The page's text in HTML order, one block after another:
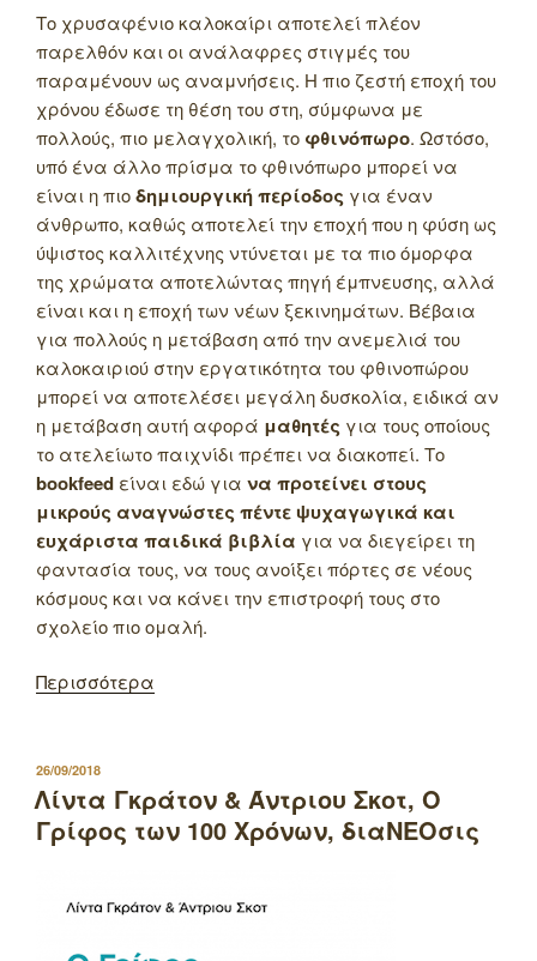
Το χρυσαφένιο καλοκαίρι αποτελεί πλέον
παρελθόν και οι ανάλαφρες στιγμές του
παραμένουν ως αναμνήσεις. Η πιο ζεστή εποχή του
χρόνου έδωσε τη θέση του στη, σύμφωνα με
πολλούς, πιο μελαγχολική, το φθινόπωρο. Ωστόσο,
υπό ένα άλλο πρίσμα το φθινόπωρο μπορεί να
είναι η πιοδημιουργική περίοδος για έναν
άνθρωπο, καθώς αποτελεί την εποχή που η φύση ως
ύψιστος καλλιτέχνης ντύνεται με τα πιο όμορφα
της χρώματα αποτελώντας πηγή έμπνευσης, αλλά
είναι και η εποχή των νέων ξεκινημάτων. Βέβαια
για πολλούς η μετάβαση από την ανεμελιά του
καλοκαιριού στην εργατικότητα του φθινοπώρου
μπορεί να αποτελέσει μεγάλη δυσκολία, ειδικά αν
η μετάβαση αυτή αφορά μαθητές για τους οποίους
το ατελείωτο παιχνίδι πρέπει να διακοπεί. Το
bookfeed είναι εδώ για να προτείνει στους
μικρούς αναγνώστες πέντε ψυχαγωγικά και
ευχάριστα παιδικά βιβλία για να διεγείρει τη
φαντασία τους, να τους ανοίξει πόρτες σε νέους
κόσμους και να κάνει την επιστροφή τους στο
σχολείο πιο ομαλή.
Περισσότερα
ΔΗΜΟΣΙΕΥΤΗΚΕ
ΣΤΙΣ
26/09/2018
Λίντα Γκράτον & Άντριου Σκοτ, Ο
Γρίφος των 100 Χρόνων, διαΝΕΟσις